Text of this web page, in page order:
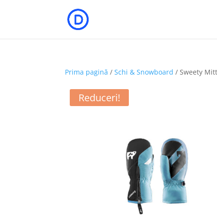
Prima pagină /Schi & Snowboard / Sweety
Reduceri!